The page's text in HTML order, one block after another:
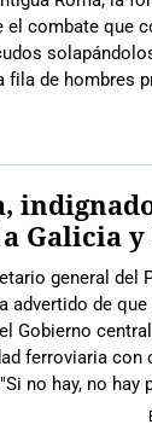
el combate que
fila de hombres
a Galicia
general del
advertido de
Gobierno
ferroviaria con
no hay, no hay